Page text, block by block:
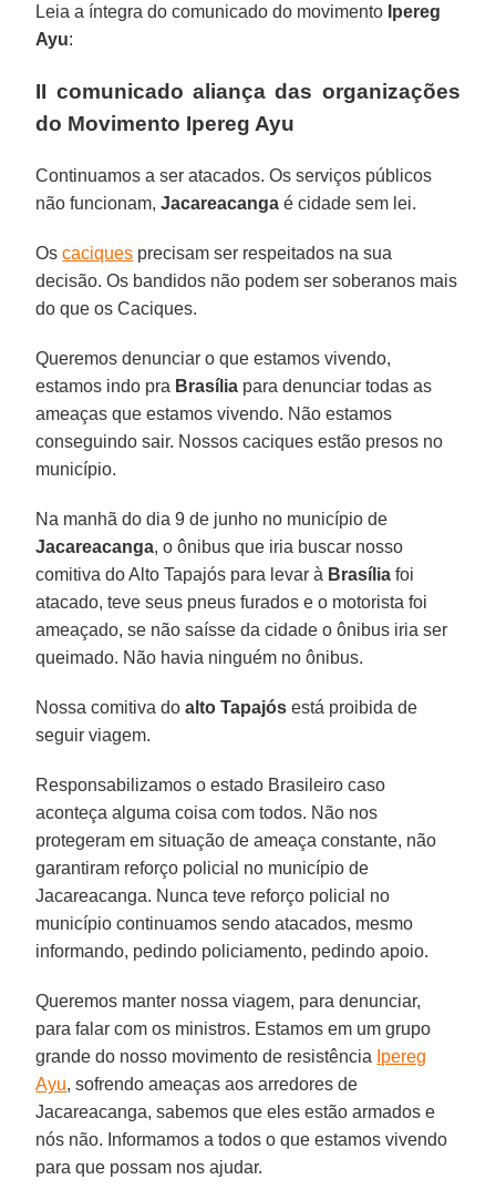
Leia a íntegra do comunicado do movimento Ipereg
Ayu:
II comunicado aliança das organizações
do Movimento Ipereg Ayu
Continuamos a ser atacados. Os serviços públicos
não funcionam,Jacareacanga é cidade sem lei.
Oscaciques precisam ser respeitados na sua
decisão. Os bandidos não podem ser soberanos mais
do que os Caciques.
Queremos denunciar o que estamos vivendo,
estamos indo pra Brasília para denunciar todas as
ameaças que estamos vivendo. Não estamos
conseguindo sair. Nossos caciques estão presos no
município.
Na manhã do dia 9 de junho no município de
Jacareacanga, o ônibus que iria buscar nosso
comitiva do Alto Tapajós para levar à Brasília foi
atacado, teve seus pneus furados e o motorista foi
ameaçado, se não saísse da cidade o ônibus iria ser
queimado. Não havia ninguém no ônibus.
Nossa comitiva doalto Tapajós está proibida de
seguir viagem.
Responsabilizamos o estado Brasileiro caso
aconteça alguma coisa com todos. Não nos
protegeram em situação de ameaça constante, não
garantiram reforço policial no município de
Jacareacanga. Nunca teve reforço policial no
município continuamos sendo atacados, mesmo
informando, pedindo policiamento, pedindo apoio.
Queremos manter nossa viagem, para denunciar,
para falar com os ministros. Estamos em um grupo
grande do nosso movimento de resistência Ipereg
Ayu, sofrendo ameaças aos arredores de
Jacareacanga, sabemos que eles estão armados e
nós não. Informamos a todos o que estamos vivendo
para que possam nos ajudar.